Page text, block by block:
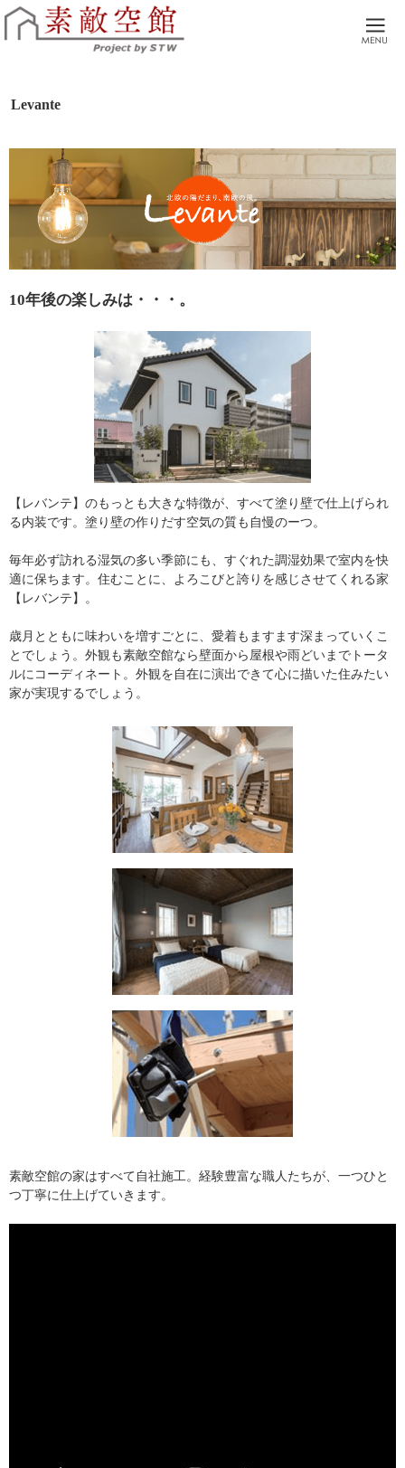
Levante
本物の家づくり。広島市 廿日市市 自然素材でつくる注文住宅・リノベーションを
広島市・廿日市の工務店。土地探しからアフターサポートまで、全てサポート
10年後の楽しみは・・・。
【レバンテ】のもっとも大きな特徴が、すべて塗り壁で仕上げられ
る内装です。塗り壁の作りだす空気の質も自慢のーつ。
毎年必ず訪れる湿気の多い季節にも、すぐれた調湿効果で室内を快
適に保ちます。住むことに、よろこびと誇りを感じさせてくれる家
【レバンテ】。
歳月とともに味わいを増すごとに、愛着もますます深まっていくこ
とでしょう。外観も素敵空館なら壁面から屋根や雨どいまでトータ
ルにコーディネート。外観を自在に演出できて心に描いた住みたい
家が実現するでしょう。
素敵空館の家はすべて自社施工。経験豊富な職人たちが、一つひと
つ丁寧に仕上げていきます。